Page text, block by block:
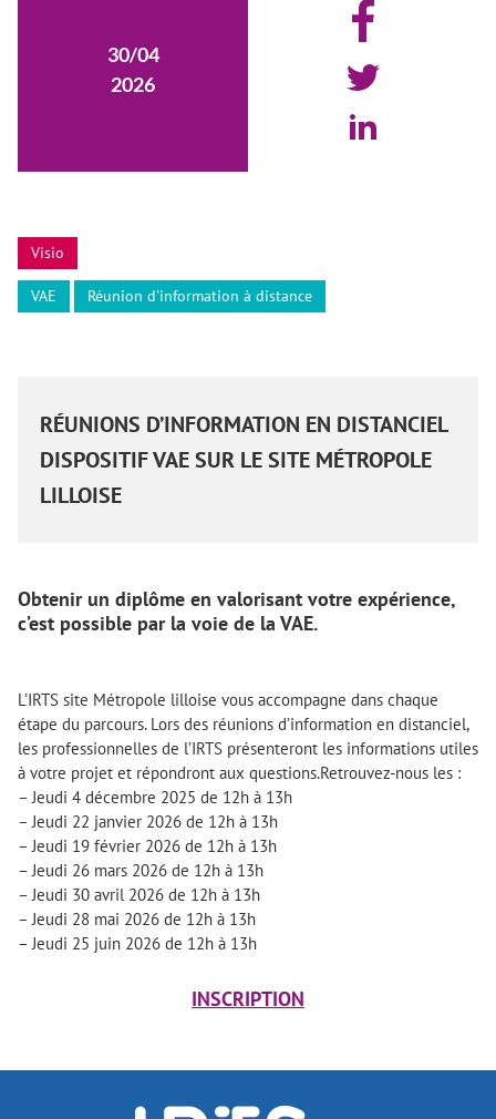
30/04
2026
Visio
VAE Réunion d'information à distance
RÉUNIONS D’INFORMATION EN DISTANCIEL
DISPOSITIF VAE SUR LE SITE MÉTROPOLE
LILLOISE
Obtenir un diplôme en valorisant votre expérience,
c’est possible par la voie de la VAE.
L’IRTS site Métropole lilloise vous accompagne dans chaque
étape du parcours. Lors des réunions d’information en distanciel,
les professionnelles de l’IRTS présenteront les informations utiles
à votre projet et répondront aux questions.Retrouvez-nous les :
– Jeudi 4 décembre 2025 de 12h à 13h
– Jeudi 22 janvier 2026 de 12h à 13h
– Jeudi 19 février 2026 de 12h à 13h
– Jeudi 26 mars 2026 de 12h à 13h
– Jeudi 30 avril 2026 de 12h à 13h
– Jeudi 28 mai 2026 de 12h à 13h
– Jeudi 25 juin 2026 de 12h à 13h
INSCRIPTION